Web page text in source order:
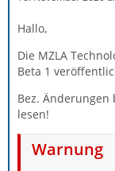
Hallo,
Die MZLA
Beta 1
Bez. Änderungen
lesen!
Warnung